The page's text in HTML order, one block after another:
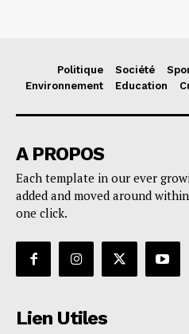
Politique Société
Environnement
Education
A PROPOS
Each template in our ever
added and moved around
one click.
Lien Utiles